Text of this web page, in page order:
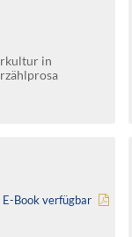
in
E-Book verfügbar